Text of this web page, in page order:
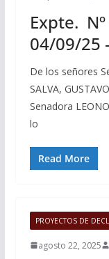
Expte.
04/09/25
De los señores
SALVA,
Senadora
lo
Read More
PROYECTOS DE
agosto 22, 2025